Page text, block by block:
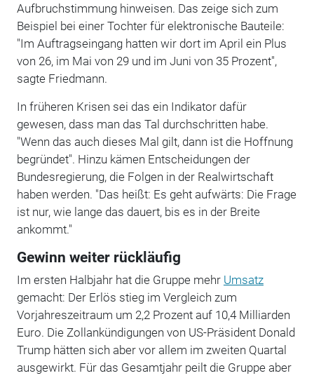
Aufbruchstimmung hinweisen. Das zeige sich zum
Beispiel bei einer Tochter für elektronische Bauteile:
"Im Auftragseingang hatten wir dort im April ein Plus
von 26, im Mai von 29 und im Juni von 35 Prozent",
sagte Friedmann.
In früheren Krisen sei das ein Indikator dafür
gewesen, dass man das Tal durchschritten habe.
"Wenn das auch dieses Mal gilt, dann ist die Hoffnung
begründet". Hinzu kämen Entscheidungen der
Bundesregierung, die Folgen in der Realwirtschaft
haben werden. "Das heißt: Es geht aufwärts: Die Frage
ist nur, wie lange das dauert, bis es in der Breite
ankommt."
Gewinn weiter rückläufig
Im ersten Halbjahr hat die Gruppe mehr Umsatz
gemacht: Der Erlös stieg im Vergleich zum
Vorjahreszeitraum um 2,2 Prozent auf 10,4 Milliarden
Euro. Die Zollankündigungen von US-Präsident Donald
Trump hätten sich aber vor allem im zweiten Quartal
ausgewirkt. Für das Gesamtjahr peilt die Gruppe aber